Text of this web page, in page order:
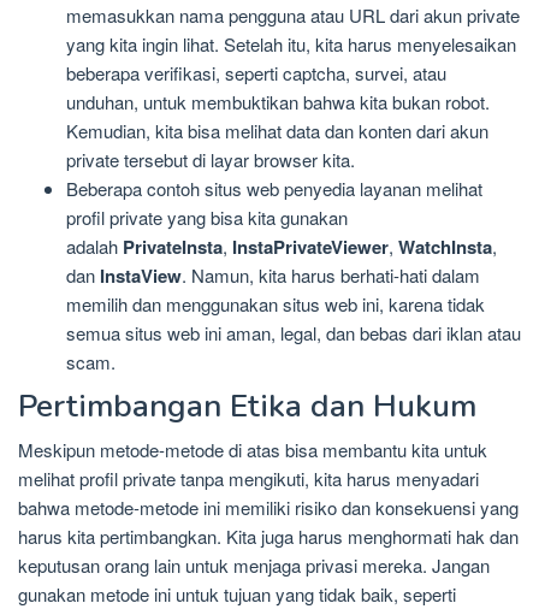
memasukkan nama pengguna atau URL dari akun private
yang kita ingin lihat. Setelah itu, kita harus menyelesaikan
beberapa verifikasi, seperti captcha, survei, atau
unduhan, untuk membuktikan bahwa kita bukan robot.
Kemudian, kita bisa melihat data dan konten dari akun
private tersebut di layar browser kita.
Beberapa contoh situs web penyedia layanan melihat
profil private yang bisa kita gunakan
adalah PrivateInsta, InstaPrivateViewer, WatchInsta,
dan InstaView. Namun, kita harus berhati-hati dalam
memilih dan menggunakan situs web ini, karena tidak
semua situs web ini aman, legal, dan bebas dari iklan atau
scam.
Pertimbangan Etika dan Hukum
Meskipun metode-metode di atas bisa membantu kita untuk
melihat profil private tanpa mengikuti, kita harus menyadari
bahwa metode-metode ini memiliki risiko dan konsekuensi yang
harus kita pertimbangkan. Kita juga harus menghormati hak dan
keputusan orang lain untuk menjaga privasi mereka. Jangan
gunakan metode ini untuk tujuan yang tidak baik, seperti